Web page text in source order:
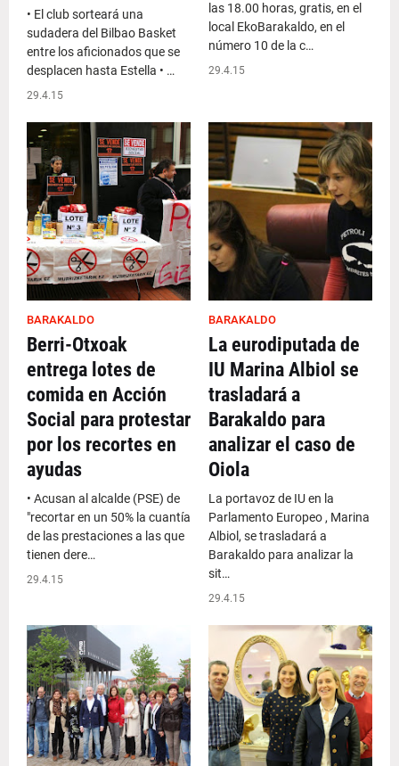
• El club sorteará una
sudadera del Bilbao Basket
entre los aficionados que se
desplacen hasta Estella • …
29.4.15
las 18.00 horas, gratis, en el
local EkoBarakaldo, en el
número 10 de la c…
29.4.15
BARAKALDO
Berri-Otxoak
entrega lotes de
comida en Acción
Social para protestar
por los recortes en
ayudas
• Acusan al alcalde (PSE) de
"recortar en un 50% la cuantía
de las prestaciones a las que
tienen dere…
29.4.15
BARAKALDO
La eurodiputada de
IU Marina Albiol se
trasladará a
Barakaldo para
analizar el caso de
Oiola
La portavoz de IU en la
Parlamento Europeo , Marina
Albiol, se trasladará a
Barakaldo para analizar la
sit…
29.4.15